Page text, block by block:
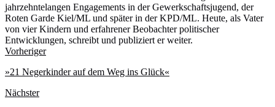
jahrzehntelangen Engagements in der Gewerkschaftsjugend, der
Roten Garde Kiel/ML und später in der KPD/ML. Heute, als Vater
von vier Kindern und erfahrener Beobachter politischer
Entwicklungen, schreibt und publiziert er weiter.
Webseite
Vorheriger
»21 Negerkinder auf dem Weg ins Glück«
Nächster